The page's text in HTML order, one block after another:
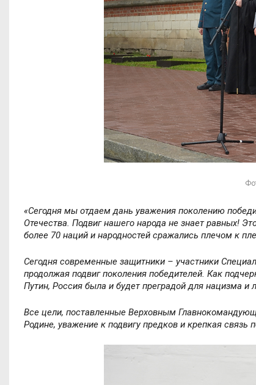
«Сегодня мы отдаем дань уважения поколению
Отечества. Подвиг нашего народа не знает равных!
более 70 наций и народностей сражались плечом к
Сегодня современные защитники – участники
продолжая подвиг поколения победителей. Как
Путин, Россия была и будет преградой для нацизма
Все цели, поставленные Верховным
Родине, уважение к подвигу предков и крепкая связь